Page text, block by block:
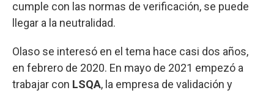
cumple con las normas de verificación, se puede
llegar a la neutralidad.
Olaso se interesó en el tema hace casi dos años,
en febrero de 2020. En mayo de 2021 empezó a
trabajar con LSQA, la empresa de validación y